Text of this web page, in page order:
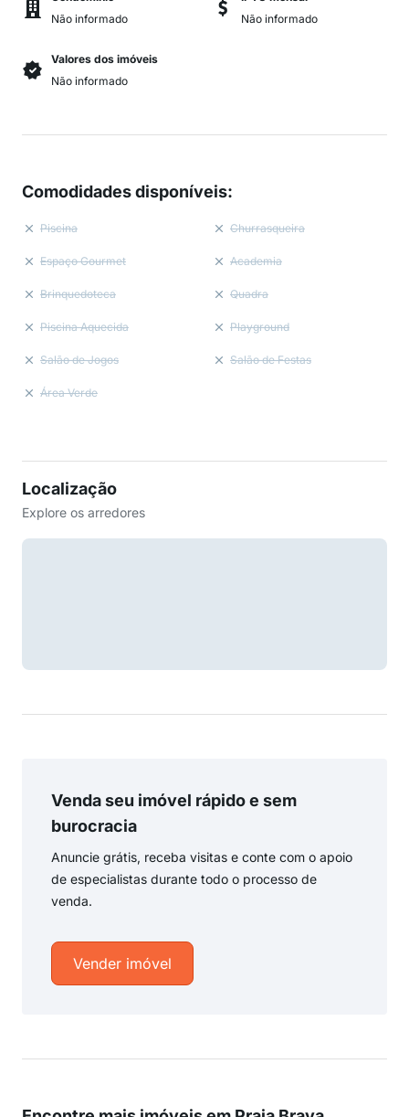
Não informado
Não informado
Valores dos imóveis
Não informado
Comodidades disponíveis:
Piscina Churrasqueira
Espaço Gourmet Academia
Brinquedoteca Quadra
Piscina Aquecida Playground
Salão de Jogos Salão de Festas
Área Verde
Localização
Explore os arredores
Venda seu imóvel rápido e sem
burocracia
Anuncie grátis, receba visitas e conte com o apoio
de especialistas durante todo o processo de
venda.
Vender imóvel